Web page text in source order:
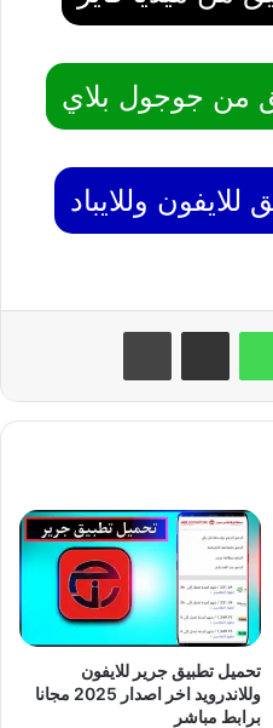
من جوجول بلاي
للايفون وللايباد
واتساب
تحميل تطبيق جرير للايفون
وللاندرويد اخر اصدار 2025 مجانا
برابط مباشر